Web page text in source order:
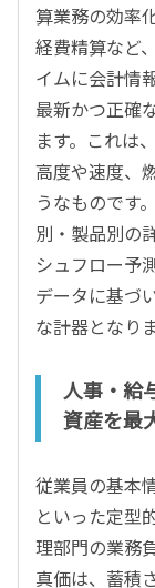
算業務の効率
経費精算など
イムに会計情
最新かつ正確
ます。これは
高度や速度、
うなものです
別・製品別の
シュフロー予
データに基づ
な計器となりま
人事・給
資産を最
従業員の基本
といった定型
理部門の業務
真価は、蓄積